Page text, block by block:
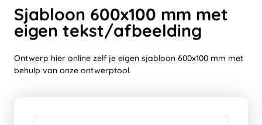
Sjabloon 600x100 mm met
eigen tekst/afbeelding
Ontwerp hier online zelf je eigen sjabloon 600x100 mm met
behulp van onze ontwerptool.